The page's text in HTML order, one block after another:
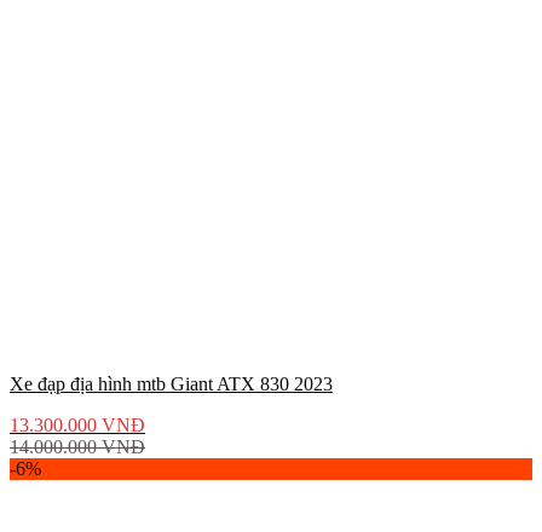
Xe đạp địa hình mtb Giant ATX 830 2023
13.300.000 VNĐ
14.000.000VNĐ
-6%